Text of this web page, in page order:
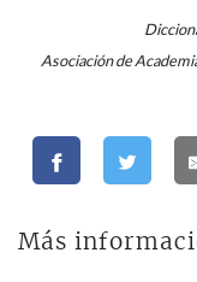
Asociación de
Más